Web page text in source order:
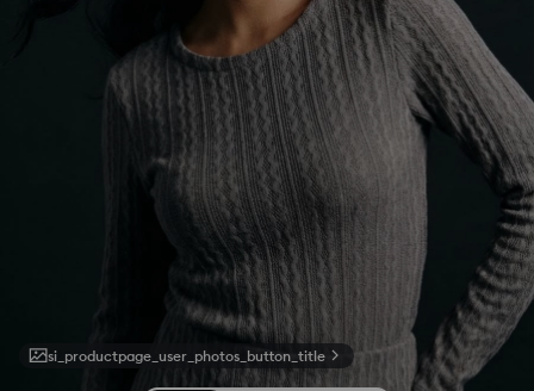
si_productpage_user_photos_button_title